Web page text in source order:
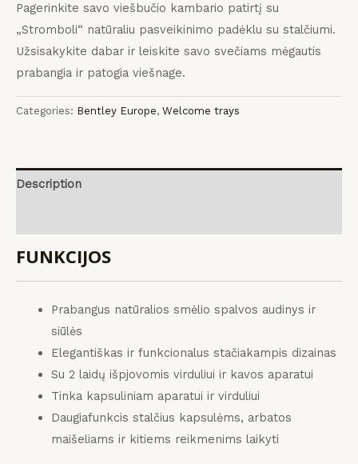
Pagerinkite savo viešbučio kambario patirtį su
„Stromboli“ natūraliu pasveikinimo padėklu su stalčiumi.
Užsisakykite dabar ir leiskite savo svečiams mėgautis
prabangia ir patogia viešnage.
Categories: Bentley Europe, Welcome trays
Description
FUNKCIJOS
Prabangus natūralios smėlio spalvos audinys ir
siūlės
Elegantiškas ir funkcionalus stačiakampis dizainas
Su 2 laidų išpjovomis virduliui ir kavos aparatui
Tinka kapsuliniam aparatui ir virduliui
Daugiafunkcis stalčius kapsulėms, arbatos
maišeliams ir kitiems reikmenims laikyti